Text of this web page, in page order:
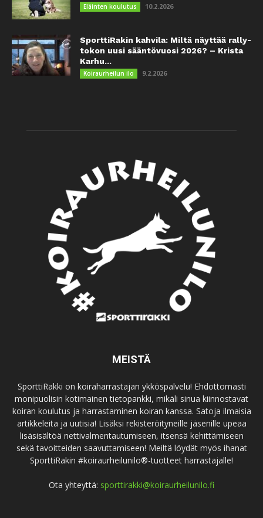
Eläinten koulutus 10.2.2026
SporttiRakin kahvila: Miltä näyttää rally-
tokon uusi sääntövuosi 2026? – Krista
Karhu...
Koiraurheilun ilo 9.2.2026
MEISTÄ
SporttiRakki on koiraharrastajan ykköspalvelu! Ehdottomasti
monipuolisin kotimainen tietopankki, mikäli sinua kiinnostavat
koiran koulutus ja harrastaminen koiran kanssa. Satoja ilmaisia
artikkeleita ja uutisia! Lisäksi rekisteröityneille jäsenille upeaa
lisäsisältöä nettivalmentautumiseen, itsensä kehittämiseen
sekä tavoitteiden saavuttamiseen! Meiltä löydät myös ihanat
SporttiRakin #koiraurheilunilo®-tuotteet harrastajalle!
Ota yhteyttä: sporttirakki@koiraurheilunilo.fi